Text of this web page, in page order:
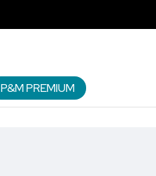
P&M PREMIUM